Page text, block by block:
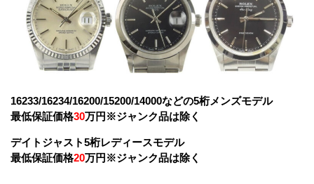
16233/16234/16200/15200/14000などの5桁メンズモデル
最低保証価格30万円 ※ジャンク品は除く
デイトジャスト5桁レディースモデル
最低保証価格20万円※ジャンク品は除く